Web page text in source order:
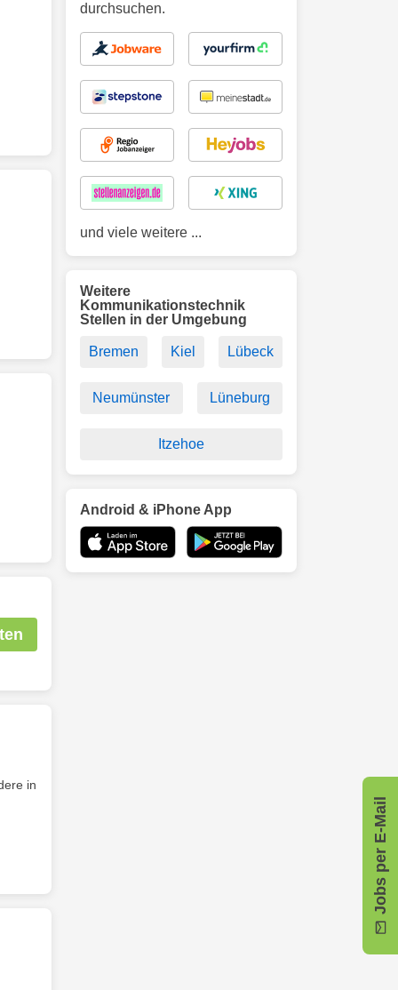
in
Jobs per E-Mail
durchsuchen.
und viele weitere ...
Weitere
Kommunikationstechnik
Stellen in der Umgebung
Bremen Kiel Lübeck
Neumünster Lüneburg
Itzehoe
Android & iPhone App